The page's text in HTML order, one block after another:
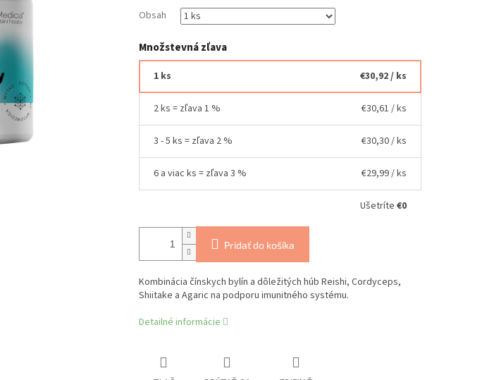
Obsah
Množstevná zľava
1 ks €30,92/ ks
2 ks = zľava 1 % €30,61 / ks
3 - 5 ks = zľava 2 % €30,30/ ks
6 a viac ks = zľava 3 % €29,99/ ks
Ušetríte €0
Pridať do košíka
Kombinácia čínskych bylín a dôležitých húb Reishi, Cordyceps,
Shiitake a Agaric na podporu imunitného systému.
Detailné informácie